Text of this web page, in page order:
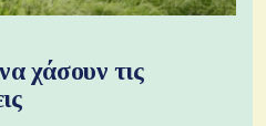
χάσουν τις